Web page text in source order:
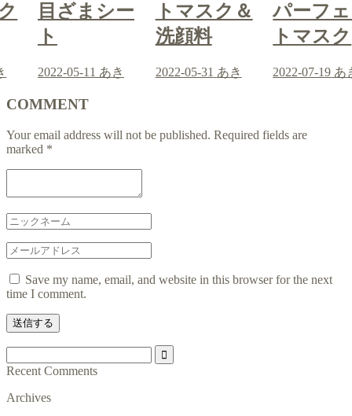
トマスク＆
洗顔料
2022-05-31 あき
パーフェク
トマスク
2022-07-19 あき
目ざま
ト
2022-05-11 あ
COMMENT
Your email address will not be published. Required fields are
marked *
Save my name, email, and website in this browser for the next
time I comment.
Recent Comments
Archives